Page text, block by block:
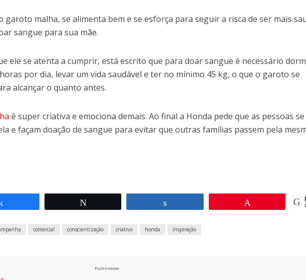
garoto malha, se alimenta bem e se esforça para seguir a risca de ser mais
sangue para sua mãe.
ele se atenta a cumprir, está escrito que para doar sangue é necessário
por dia, levar um vida saudável e ter no mínimo 45 kg, o que o garoto se
alcançar o quanto antes.
é super criativa e emociona demais. Ao final a Honda pede que as pessoas se
e façam doação de sangue para evitar que outras famílias passem pela
comercial conscientização criativo honda inspiração
Publicidade